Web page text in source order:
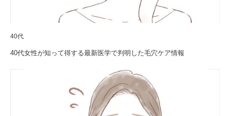
40代
40代女性が知って得する最新医学で判明した毛穴ケア情報